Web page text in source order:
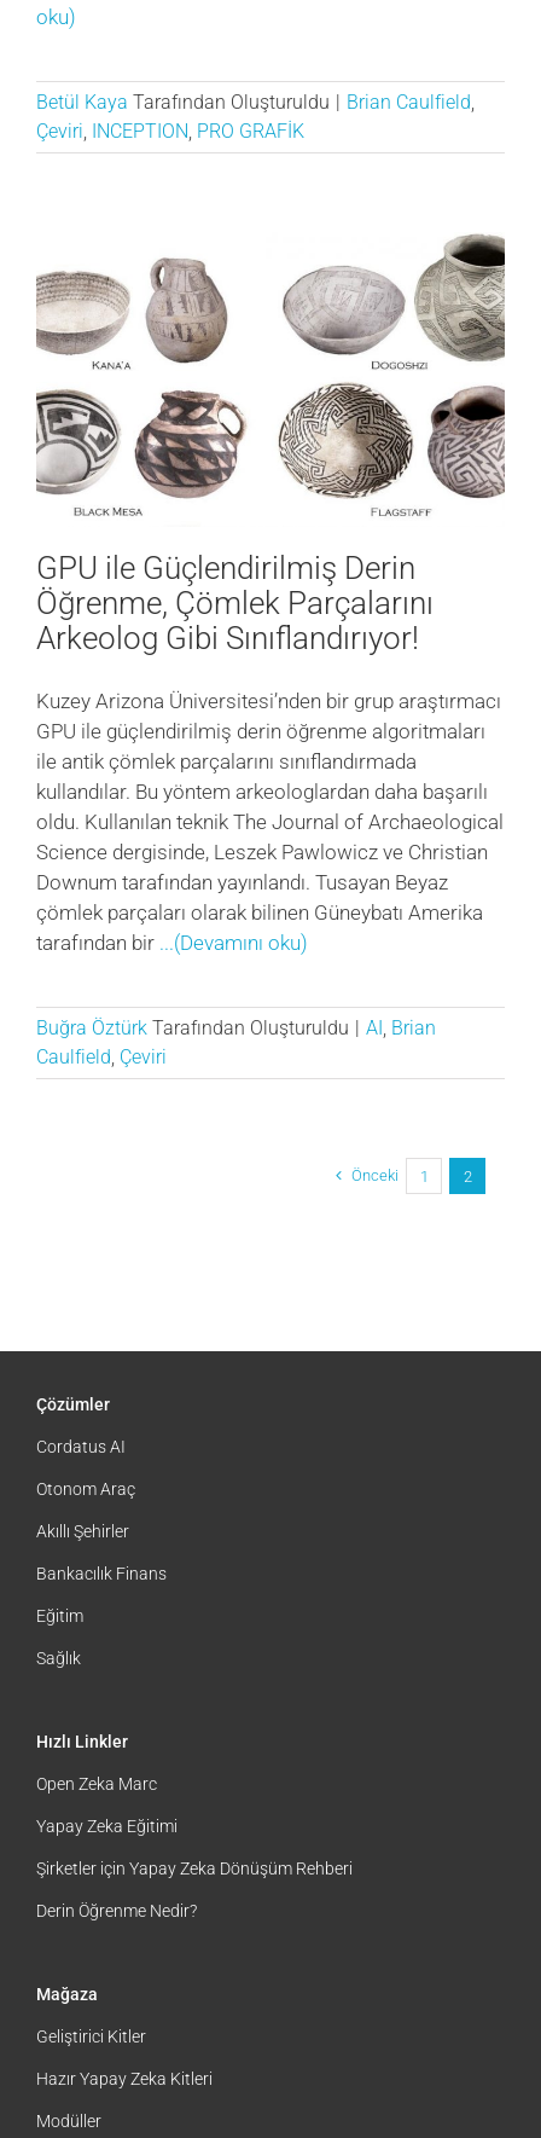
oku)
Betül Kaya Tarafından Oluşturuldu | Brian Caulfield,
Çeviri, INCEPTION, PRO GRAFİK
GPU ile Güçlendirilmiş Derin
Öğrenme, Çömlek Parçalarını
Arkeolog Gibi Sınıflandırıyor!
Kuzey Arizona Üniversitesi’nden bir grup araştırmacı
GPU ile güçlendirilmiş derin öğrenme algoritmaları
ile antik çömlek parçalarını sınıflandırmada
kullandılar. Bu yöntem arkeologlardan daha başarılı
oldu. Kullanılan teknik The Journal of Archaeological
Science dergisinde, Leszek Pawlowicz ve Christian
Downum tarafından yayınlandı. Tusayan Beyaz
çömlek parçaları olarak bilinen Güneybatı Amerika
tarafından bir ...(Devamını oku)
Buğra ÖztürkTarafından Oluşturuldu AI , Brian
Caulfield, Çeviri
Önceki 1 2
Çözümler
Cordatus AI
Otonom Araç
Akıllı Şehirler
Bankacılık Finans
Eğitim
Sağlık
Hızlı Linkler
Open Zeka Marc
Yapay Zeka Eğitimi
Şirketler için Yapay Zeka Dönüşüm Rehberi
Derin Öğrenme Nedir?
Mağaza
Geliştirici Kitler
Hazır Yapay Zeka Kitleri
Modüller